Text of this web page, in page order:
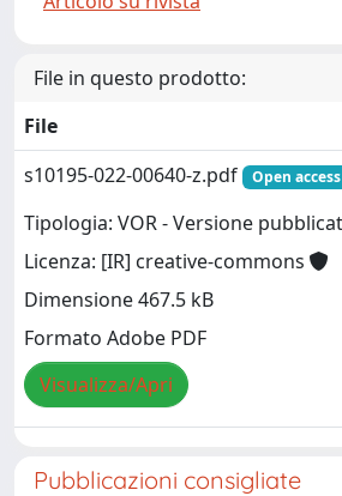
File in questo prodotto:
File
s10195-022-00640-z.pdf
Open access
Tipologia: VOR - Versione
Licenza: [IR] creative-commons
Dimensione 467.5 kB
Formato Adobe PDF
Visualizza/Apri
Pubblicazioni consigliate